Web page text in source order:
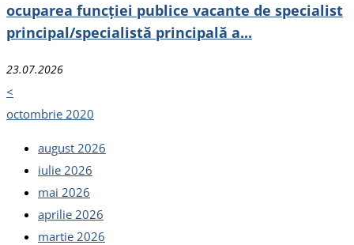
ocuparea funcției publice vacante de specialist
principal/specialistă principală a...
23.07.2026
<
octombrie 2020
august 2026
iulie 2026
mai 2026
aprilie 2026
martie 2026